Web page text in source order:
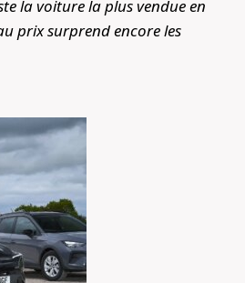
la voiture la plus vendue en
prix surprend encore les